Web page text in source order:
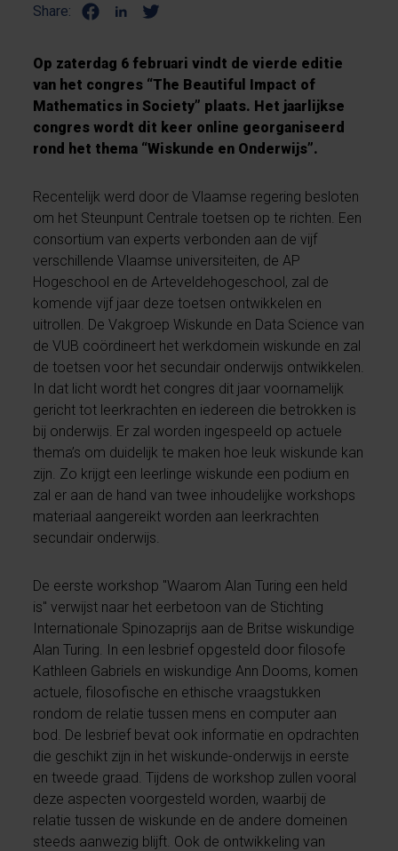
Share:
Op zaterdag 6 februari vindt de vierde editie
van het congres “The Beautiful Impact of
Mathematics in Society” plaats. Het jaarlijkse
congres wordt dit keer online georganiseerd
rond het thema “Wiskunde en Onderwijs”.
Recentelijk werd door de Vlaamse regering besloten
om het Steunpunt Centrale toetsen op te richten. Een
consortium van experts verbonden aan de vijf
verschillende Vlaamse universiteiten, de AP
Hogeschool en de Arteveldehogeschool, zal de
komende vijf jaar deze toetsen ontwikkelen en
uitrollen. De Vakgroep Wiskunde en Data Science van
de VUB coördineert het werkdomein wiskunde en zal
de toetsen voor het secundair onderwijs ontwikkelen.
In dat licht wordt het congres dit jaar voornamelijk
gericht tot leerkrachten en iedereen die betrokken is
bij onderwijs. Er zal worden ingespeeld op actuele
thema’s om duidelijk te maken hoe leuk wiskunde kan
zijn. Zo krijgt een leerlinge wiskunde een podium en
zal er aan de hand van twee inhoudelijke workshops
materiaal aangereikt worden aan leerkrachten
secundair onderwijs.
De eerste workshop "Waarom Alan Turing een held
is" verwijst naar het eerbetoon van de Stichting
Internationale Spinozaprijs aan de Britse wiskundige
Alan Turing. In een lesbrief opgesteld door filosofe
Kathleen Gabriels en wiskundige Ann Dooms, komen
actuele, filosofische en ethische vraagstukken
rondom de relatie tussen mens en computer aan
bod. De lesbrief bevat ook informatie en opdrachten
die geschikt zijn in het wiskunde-onderwijs in eerste
en tweede graad. Tijdens de workshop zullen vooral
deze aspecten voorgesteld worden, waarbij de
relatie tussen de wiskunde en de andere domeinen
steeds aanwezig blijft. Ook de ontwikkeling van